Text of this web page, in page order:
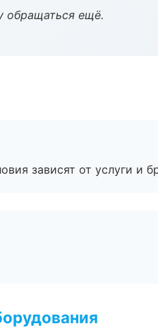
обращаться ещё.
зависят от услуги и